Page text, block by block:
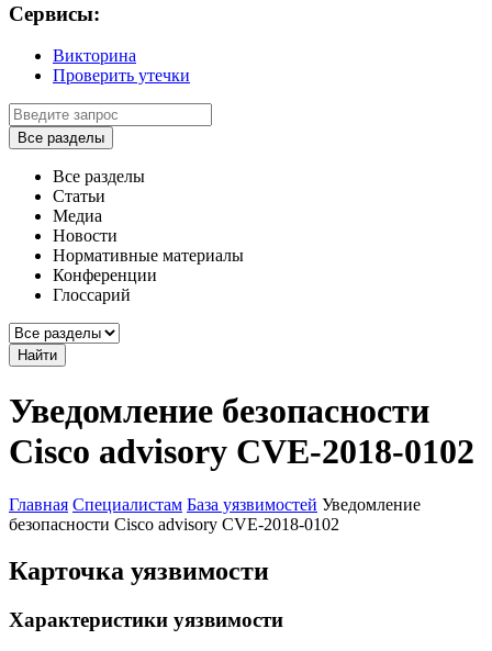
Сервисы:
Викторина
Проверить утечки
Все разделы
Все разделы
Статьи
Медиа
Новости
Нормативные материалы
Конференции
Глоссарий
Найти
Уведомление безопасности
Cisco advisory CVE-2018-0102
Главная Специалистам База уязвимостей Уведомление
безопасности Cisco advisory CVE-2018-0102
Карточка уязвимости
Характеристики уязвимости